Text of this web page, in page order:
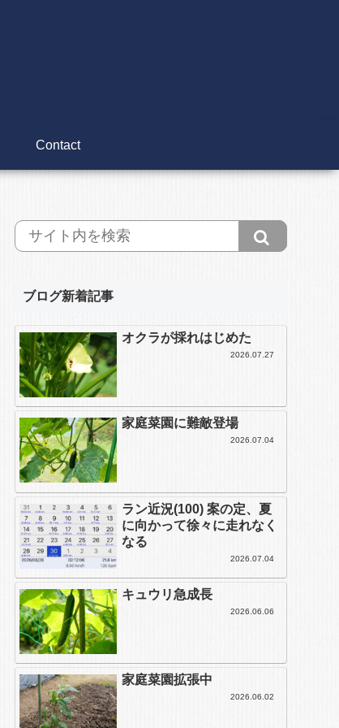
Contact
ブログ新着記事
オクラが採れはじめた
2026.07.27
家庭菜園に難敵登場
2026.07.04
ラン近況(100) 案の定、夏
に向かって徐々に走れなく
なる
2026.07.04
キュウリ急成長
2026.06.06
家庭菜園拡張中
2026.06.02